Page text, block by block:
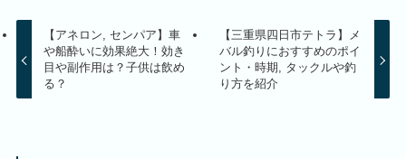
【アネロン, センパア】車
や船酔いに効果絶大！効き
目や副作用は？子供は飲め
る？
【三重県四日市テトラ】メ
バル釣りにおすすめのポイ
ント・時期, タックルや釣
り方を紹介